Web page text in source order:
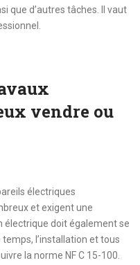
que d’autres tâches. Il vaut
vendre ou
électriques
et exigent une
électrique doit également se
l’installation et tous
la norme NF C 15-100.